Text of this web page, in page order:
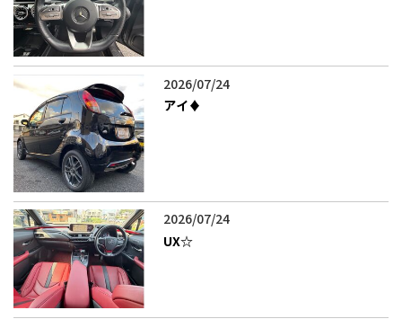
2026/07/24
アイ♦️
2026/07/24
UX‪☆